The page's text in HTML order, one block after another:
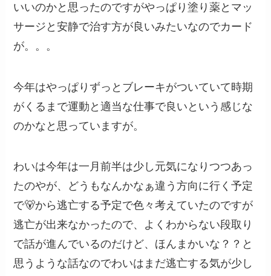
いいのかと思ったのですがやっぱり塗り薬とマッ
サージと安静で治す方が良いみたいなのでカード
が。。。
今年はやっぱりずっとブレーキがついていて時期
がくるまで運動と適当な仕事で良いという感じな
のかなと思っていますが。
わいは今年は一月前半は少し元気になりつつあっ
たのやが、どうもなんかなぁ違う方向に行く予定
で🐻から逃亡する予定で色々考えていたのですが
逃亡が出来なかったので、よくわからない段取り
で話が進んでいるのだけど、ほんまかいな？？と
思うような話なのでわいはまだ逃亡する気が少し